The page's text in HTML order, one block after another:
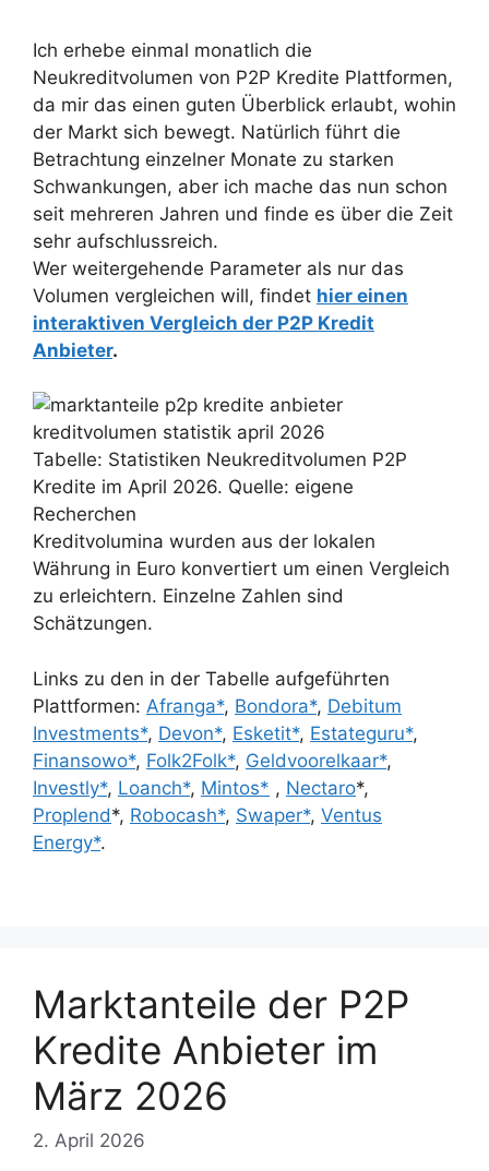
Ich erhebe einmal monatlich die
Neukreditvolumen von P2P Kredite Plattformen,
da mir das einen guten Überblick erlaubt, wohin
der Markt sich bewegt. Natürlich führt die
Betrachtung einzelner Monate zu starken
Schwankungen, aber ich mache das nun schon
seit mehreren Jahren und finde es über die Zeit
sehr aufschlussreich.
Wer weitergehende Parameter als nur das
Volumen vergleichen will, findet hier einen
interaktiven Vergleich der P2P Kredit
Anbieter.
Tabelle: Statistiken Neukreditvolumen P2P
Kredite im April 2026. Quelle: eigene
Recherchen
Kreditvolumina wurden aus der lokalen
Währung in Euro konvertiert um einen Vergleich
zu erleichtern. Einzelne Zahlen sind
Schätzungen.
Links zu den in der Tabelle aufgeführten
Plattformen: Afranga*, Bondora*, Debitum
Investments*, Devon*, Esketit*, Estateguru*,
Finansowo*, Folk2Folk*, Geldvoorelkaar*,
Investly*, Loanch*, Mintos* , Nectaro*,
Proplend*, Robocash*, Swaper*, Ventus
Energy*.
Marktanteile der P2P
Kredite Anbieter im
März 2026
2. April 2026